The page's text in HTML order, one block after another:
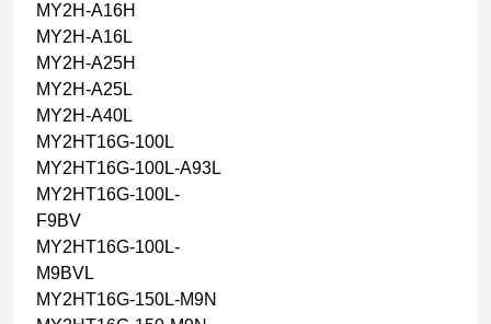
MY2H-A16H
MY2H-A16L
MY2H-A25H
MY2H-A25L
MY2H-A40L
MY2HT16G-100L
MY2HT16G-100L-A93L
MY2HT16G-100L-
F9BV
MY2HT16G-100L-
M9BVL
MY2HT16G-150L-M9N